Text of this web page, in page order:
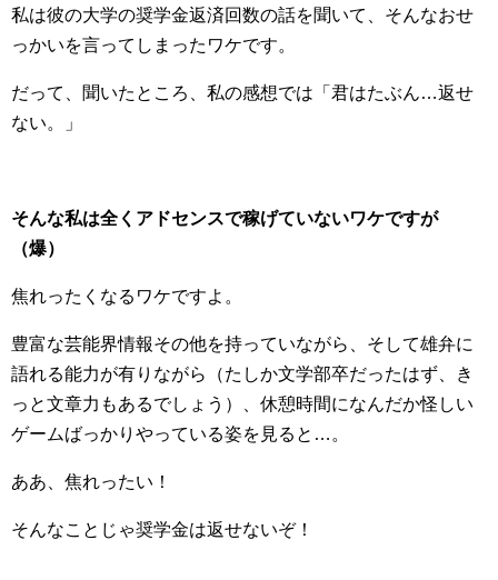
私は彼の大学の奨学金返済回数の話を聞いて、そんなおせ
っかいを言ってしまったワケです。
だって、聞いたところ、私の感想では「君はたぶん…返せ
ない。」
そんな私は全くアドセンスで稼げていないワケですが
（爆）
焦れったくなるワケですよ。
豊富な芸能界情報その他を持っていながら、そして雄弁に
語れる能力が有りながら（たしか文学部卒だったはず、き
っと文章力もあるでしょう）、休憩時間になんだか怪しい
ゲームばっかりやっている姿を見ると…。
ああ、焦れったい！
そんなことじゃ奨学金は返せないぞ！